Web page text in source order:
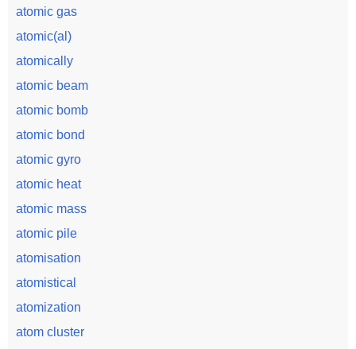
atomic gas
atomic(al)
atomically
atomic beam
atomic bomb
atomic bond
atomic gyro
atomic heat
atomic mass
atomic pile
atomisation
atomistical
atomization
atom cluster